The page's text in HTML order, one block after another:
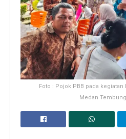
Foto : Pojok PBB pada
Medan